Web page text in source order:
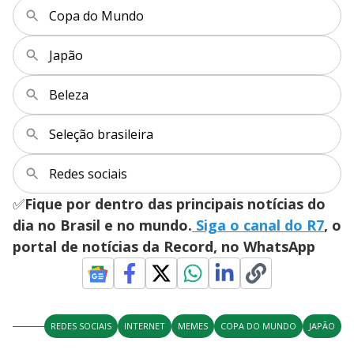
Copa do Mundo
Japão
Beleza
Seleção brasileira
Redes sociais
✅Fique por dentro das principais notícias do
dia no Brasil e no mundo. Siga o canal do R7, o
portal de notícias da Record, no WhatsApp
REDES SOCIAIS INTERNET MEMES COPA DO MUNDO JAPÃO